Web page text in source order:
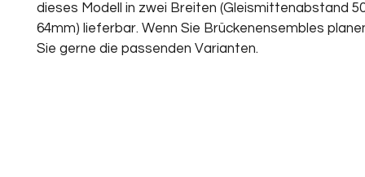
dieses Modell in zwei Breiten (Gleismittenabstand
64mm) lieferbar. Wenn Sie Brückenensembles
Sie gerne die passenden Varianten.